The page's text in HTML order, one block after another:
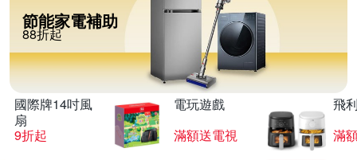
節能家電補助
88折起
國際牌14吋風
扇
9折起
電玩遊戲
滿額送電視
飛
滿